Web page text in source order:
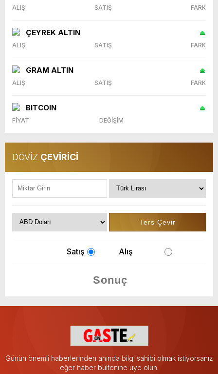
ALIŞ SATIŞ FARK
ÇEYREK ALTIN
ALIŞ SATIŞ FARK
GRAM ALTIN
ALIŞ SATIŞ FARK
BITCOIN
FİYAT DEĞİŞİM
DÖVİZ ÇEVİRİCİ
Satış Alış
Günün önemli haberlerinden anında bilgi sahibi olmak istiyorsanız
eğer haber bültenine üye olun.